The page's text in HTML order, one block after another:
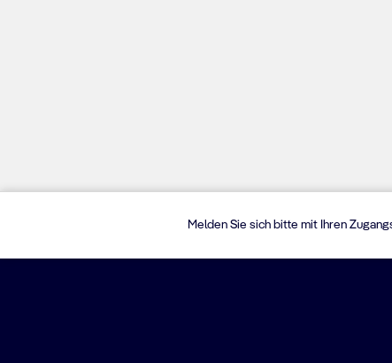
Melden Sie sich bitte mit Ihren